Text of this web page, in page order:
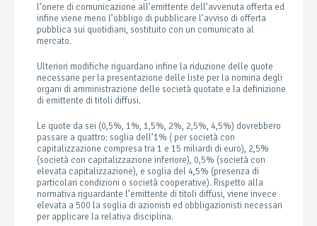
l’onere di comunicazione all’emittente dell’avvenuta offerta ed
infine viene meno l’obbligo di pubblicare l’avviso di offerta
pubblica sui quotidiani, sostituito con un comunicato al
mercato.
Ulteriori modifiche riguardano infine la riduzione delle quote
necessarie per la presentazione delle liste per la nomina degli
organi di amministrazione delle società quotate e la definizione
di emittente di titoli diffusi.
Le quote da sei (0,5%, 1%, 1,5%, 2%, 2,5%, 4,5%) dovrebbero
passare a quattro: soglia dell’1% ( per società con
capitalizzazione compresa tra 1 e 15 miliardi di euro), 2,5%
(società con capitalizzazione inferiore), 0,5% (società con
elevata capitalizzazione), e soglia del 4,5% (presenza di
particolari condizioni o società cooperative). Rispetto alla
normativa riguardante l’emittente di titoli diffusi, viene invece
elevata a 500 la soglia di azionisti ed obbligazionisti necessari
per applicare la relativa disciplina.